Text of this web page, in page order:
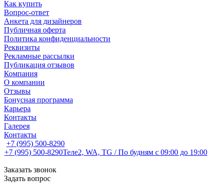
Как купить
Вопрос-ответ
Анкета для дизайнеров
Публичная оферта
Политика конфиденциальности
Реквизиты
Рекламные рассылки
Публикация отзывов
Компания
О компании
Отзывы
Бонусная программа
Карьера
Контакты
Галерея
Контакты
+7 (995) 500-8290
+7 (995) 500-8290Теле2, WA, TG / По будням c 09:00 до 19:00
Заказать звонок
Задать вопрос